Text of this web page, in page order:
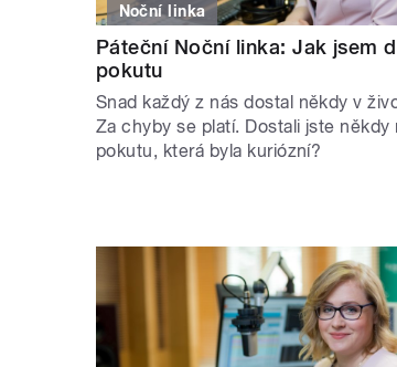
Noční linka
Páteční Noční linka: Jak jsem
pokutu
Snad každý z nás dostal někdy v
Za chyby se platí. Dostali jste někdy
pokutu, která byla kuriózní?